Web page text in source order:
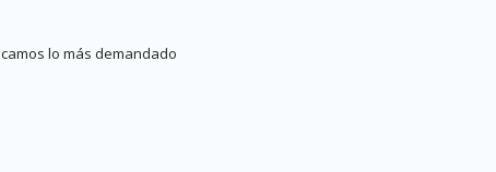
lo más demandado